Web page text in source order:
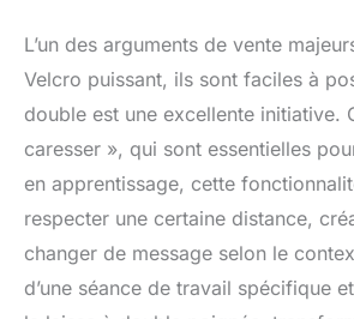
L’un des arguments de vente
Velcro puissant, ils sont faciles à
double est une excellente initiative.
caresser », qui sont essentielles
en apprentissage, cette
respecter une certaine distance,
changer de message selon le
d’une séance de travail spécifique